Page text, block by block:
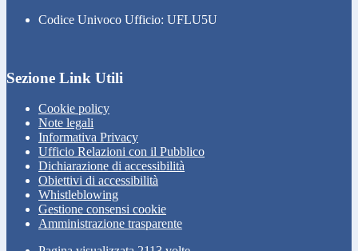
Codice Univoco Ufficio: UFLU5U
Sezione Link Utili
Cookie policy
Note legali
Informativa Privacy
Ufficio Relazioni con il Pubblico
Dichiarazione di accessibilità
Obiettivi di accessibilità
Whistleblowing
Gestione consensi cookie
Amministrazione trasparente